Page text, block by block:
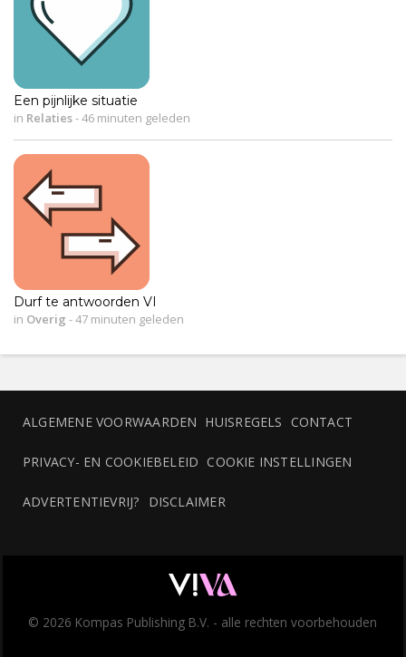
Een pijnlijke situatie
in Relaties-46 minuten geleden
Durf te antwoorden VI
in Overig -47 minuten geleden
ALGEMENE VOORWAARDEN HUISREGELS CONTACT
PRIVACY- EN COOKIEBELEID COOKIE INSTELLINGEN
ADVERTENTIEVRIJ? DISCLAIMER
© 2026 Kompas Publishing B.V. - alle rechten voorbehouden